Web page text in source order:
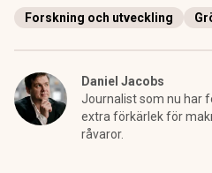
Forskning och utveckling
Daniel Jacobs
Journalist som nu har
extra förkärlek för
råvaror.